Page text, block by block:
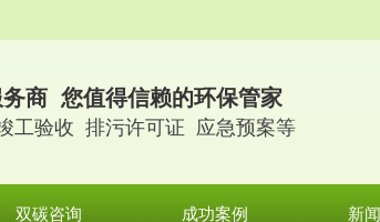
商 您值得信赖的环保管家
工验收 排污许可证 应急预案等
双碳咨询 成功案例 新